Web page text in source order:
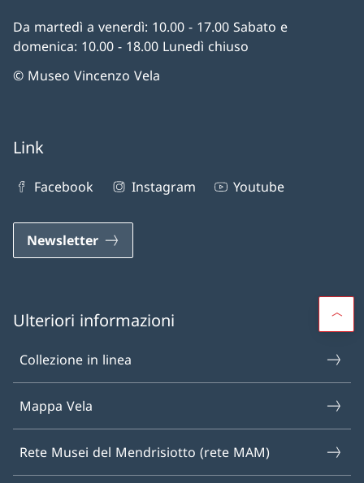
Da martedì a venerdì: 10.00 - 17.00 Sabato e
domenica: 10.00 - 18.00 Lunedì chiuso
© Museo Vincenzo Vela
Link
Facebook Instagram Youtube
Newsletter
Ulteriori informazioni
Collezione in linea
Mappa Vela
Rete Musei del Mendrisiotto (rete MAM)